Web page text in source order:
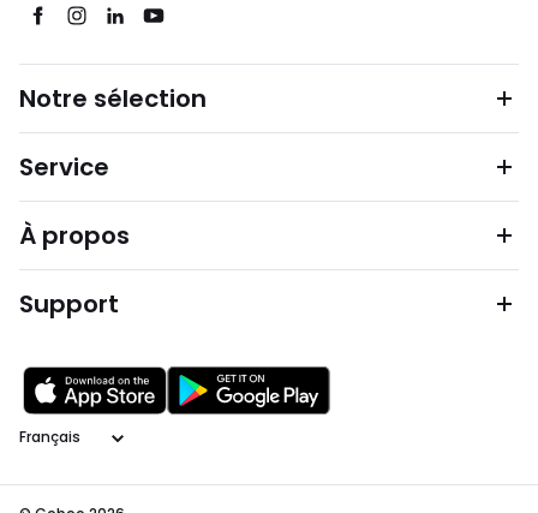
Notre sélection
Service
À propos
Support
Langage